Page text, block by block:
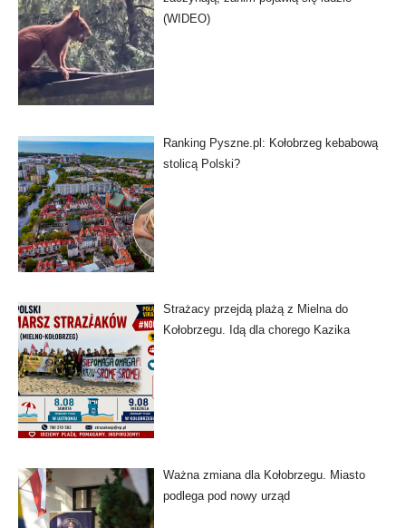
(WIDEO)
Ranking Pyszne.pl: Kołobrzeg kebabową
stolicą Polski?
Strażacy przejdą plażą z Mielna do
Kołobrzegu. Idą dla chorego Kazika
Ważna zmiana dla Kołobrzegu. Miasto
podlega pod nowy urząd